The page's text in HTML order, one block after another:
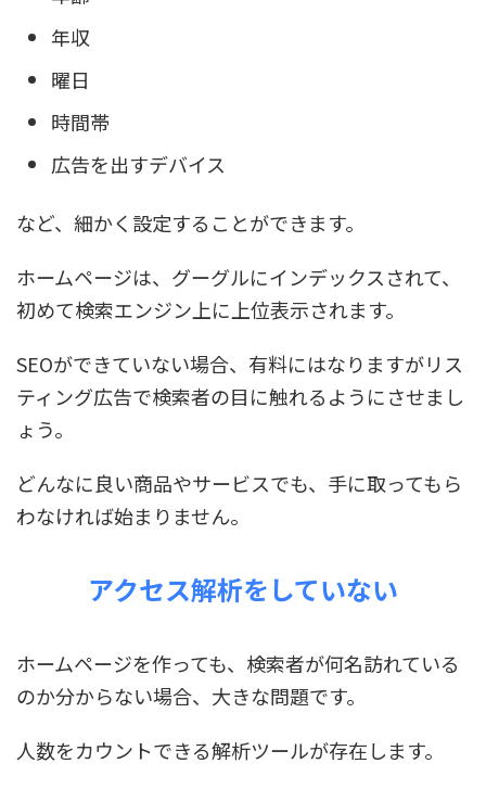
年収
曜日
時間帯
広告を出すデバイス
など、細かく設定することができます。
ホームページは、グーグルにインデックスされて、
初めて検索エンジン上に上位表示されます。
SEOができていない場合、有料にはなりますがリス
ティング広告で検索者の目に触れるようにさせまし
ょう。
どんなに良い商品やサービスでも、手に取ってもら
わなければ始まりません。
アクセス解析をしていない
ホームページを作っても、検索者が何名訪れている
のか分からない場合、大きな問題です。
人数をカウントできる解析ツールが存在します。